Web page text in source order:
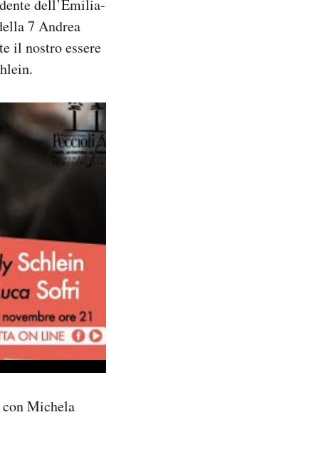
dell’Emilia-
7 Andrea
il nostro essere
Michela